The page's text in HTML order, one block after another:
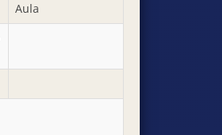
Aula